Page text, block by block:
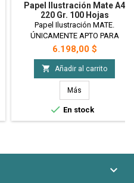
Papel Ilustración Mate A4
220 Gr. 100 Hojas
Papel Ilustración MATE.
ÚNICAMENTE APTO PARA
IMPRESORAS LÁSER. Imprimible
de ambas caras. Blanco
perfecto. Ideal para impresión de
tarjetas, etiquetas colgantes,
cajas, para candy bar o
souvenirs, etc. Tamaño A4 - 220gr
- x100 Hojas
Precio
6.198,00 $
 Añadir al carrito
Más
 En stock
